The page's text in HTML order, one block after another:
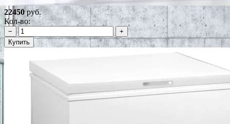
22450руб.
Кол-во:
−
+
Купить